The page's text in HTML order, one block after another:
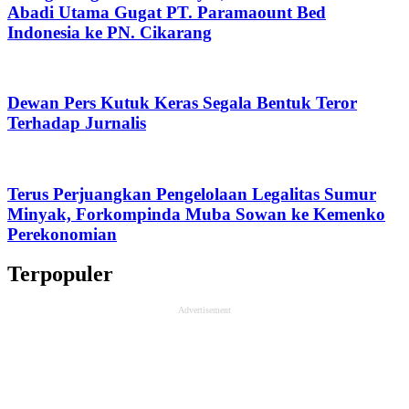
Abadi Utama Gugat PT. Paramaount Bed
Indonesia ke PN. Cikarang
Dewan Pers Kutuk Keras Segala Bentuk Teror
Terhadap Jurnalis
Terus Perjuangkan Pengelolaan Legalitas Sumur
Minyak, Forkompinda Muba Sowan ke Kemenko
Perekonomian
Terpopuler
Advertisement